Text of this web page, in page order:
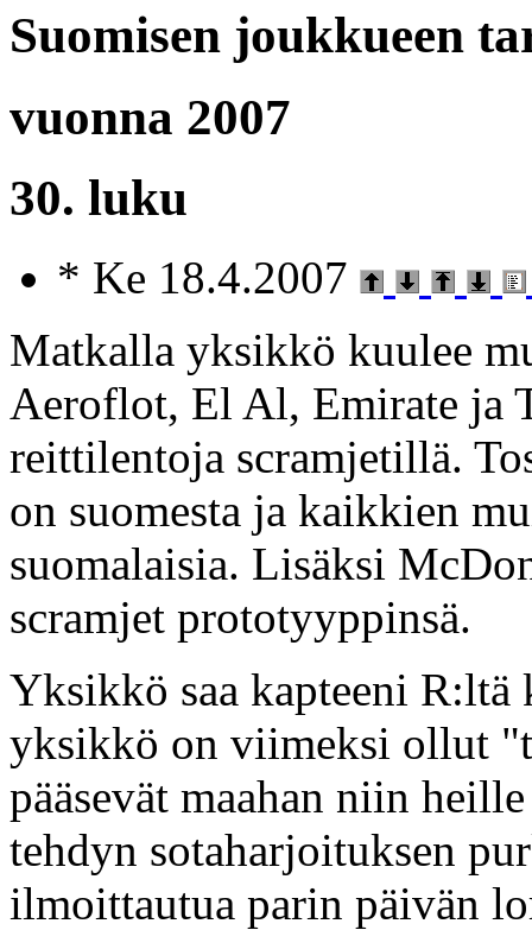
Suomisen joukkueen
vuonna 2007
30. luku
* Ke 18.4.2007
Matkalla yksikkö kuulee
Aeroflot, El Al, Emirate ja
reittilentoja scramjetillä.
on suomesta ja kaikkien
suomalaisia. Lisäksi
scramjet prototyyppinsä.
Yksikkö saa kapteeni R:ltä
yksikkö on viimeksi ollut
pääsevät maahan niin
tehdyn sotaharjoituksen
ilmoittautua parin päivän